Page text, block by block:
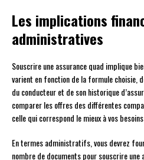
Les implications
administratives
Souscrire une assurance quad implique
varient en fonction de la formule choisie,
du conducteur et de son historique
comparer les offres des différentes
celle qui correspond le mieux à vos
En termes administratifs, vous devrez
nombre de documents pour souscrire une